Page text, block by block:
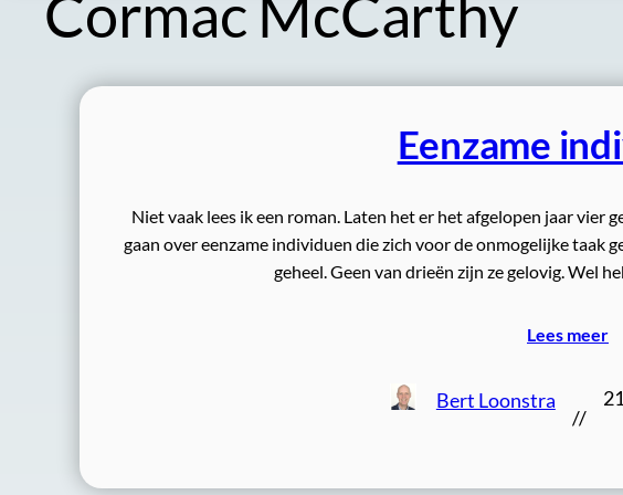
Eenzame
Niet vaak lees ik een roman. Laten het er het afgelopen jaar vier
gaan over eenzame individuen die zich voor de onmogelijke taak
geheel. Geen van drieën zijn ze gelovig. Wel
Lees meer
Bert Loonstra
//